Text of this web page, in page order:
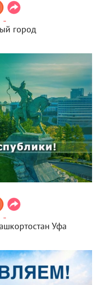
город
Уфа